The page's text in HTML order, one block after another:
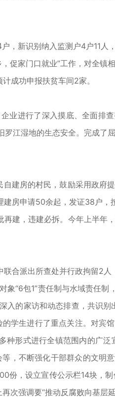
新识别纳入监测户4户11人
促家门口就业”工作，对全镇
成功申报扶贫车间2家。
进行了深入摸底、全面排
江湿地的生态安全。完成了
建房的村民，鼓励采用政府
房申请50余起，发证38户，
建，违建必拆。今年上半年
合派出所查处并行政拘留2人
“6包1”责任制与水域责任制
入的家访和动态排查，共识
学生进行了重点关注。对宾
种形式进行全镇范围内的广泛
，不断强化干部群众的文明
份，设立宣传公示栏14块，
次强调要“推动反腐败向基层